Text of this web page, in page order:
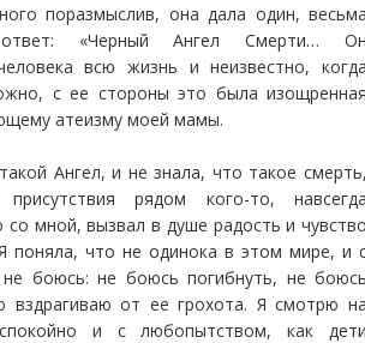
поразмыслив, она дала один,
ответ: «Черный Ангел Смерти…
всю жизнь и неизвестно,
с ее стороны это была
атеизму моей мамы.
Ангел, и не знала, что такое
рядом кого-то,
со мной, вызвал в душе радость и
поняла, что не одинока в этом мире, и
не боюсь: не боюсь погибнуть, не
вздрагиваю от ее грохота. Я смотрю
и с любопытством, как